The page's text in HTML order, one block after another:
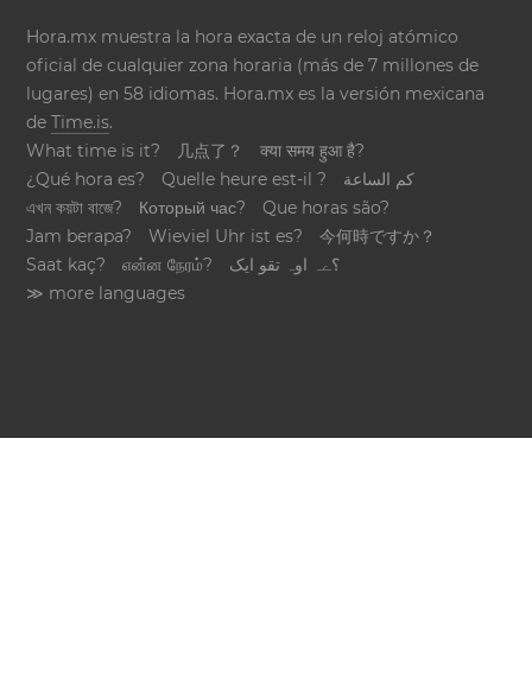
Hora.mx muestra la hora exacta de un reloj atómico
oficial de cualquier zona horaria (más de 7 millones de
lugares) en 58 idiomas. Hora.mx es la versión mexicana
deTime.is.
What time is it?
几点了？
क्या समय हुआ है?
¿Qué hora es?
Quelle heure est-il ?
كم الساعة
এখন কয়টা বাজে?
Который час?
Que horas são?
Jam berapa?
Wieviel Uhr ist es?
今何時ですか？
Saat kaç?
என்ன நேரம்?
؟ےہ اوہ تقو ایک
≫ more languages